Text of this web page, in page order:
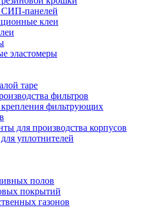
СИП-панелей
клеи
эластомеры
таре
фильтров
фильтрующих
для производства корпусов
уплотнителей
полов
покрытий
газонов